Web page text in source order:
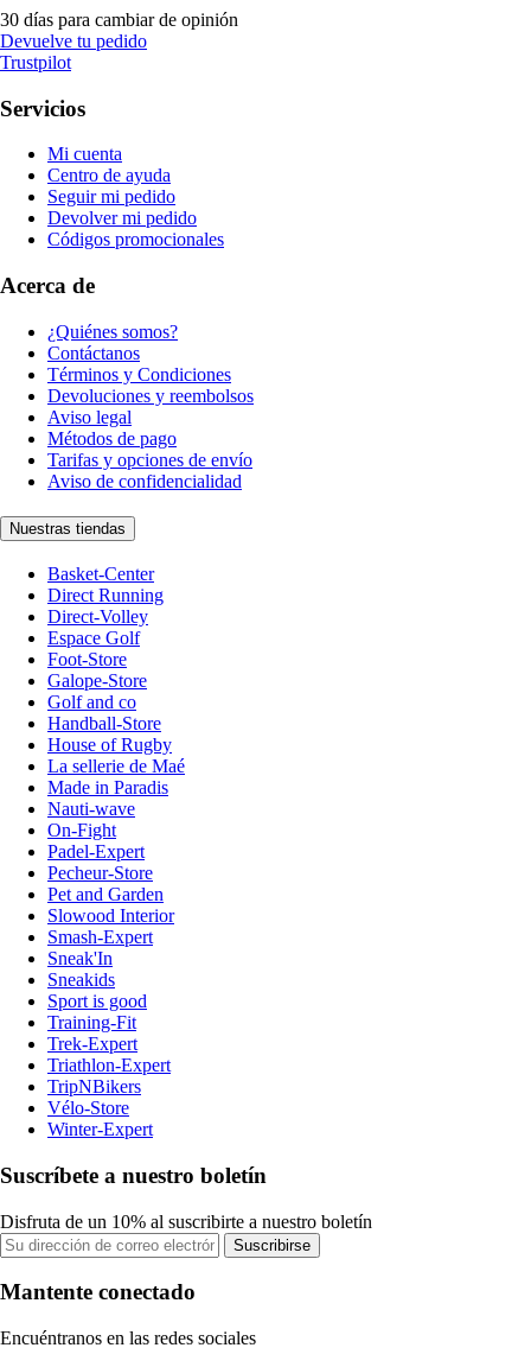
30 días para cambiar de opinión
Devuelve tu pedido
Trustpilot
Servicios
Mi cuenta
Centro de ayuda
Seguir mi pedido
Devolver mi pedido
Códigos promocionales
Acerca de
¿Quiénes somos?
Contáctanos
Términos y Condiciones
Devoluciones y reembolsos
Aviso legal
Métodos de pago
Tarifas y opciones de envío
Aviso de confidencialidad
Nuestras tiendas
Basket-Center
Direct Running
Direct-Volley
Espace Golf
Foot-Store
Galope-Store
Golf and co
Handball-Store
House of Rugby
La sellerie de Maé
Made in Paradis
Nauti-wave
On-Fight
Padel-Expert
Pecheur-Store
Pet and Garden
Slowood Interior
Smash-Expert
Sneak'In
Sneakids
Sport is good
Training-Fit
Trek-Expert
Triathlon-Expert
TripNBikers
Vélo-Store
Winter-Expert
Suscríbete a nuestro boletín
Disfruta de un 10% al suscribirte a nuestro boletín
Suscribirse
Mantente conectado
Encuéntranos en las redes sociales